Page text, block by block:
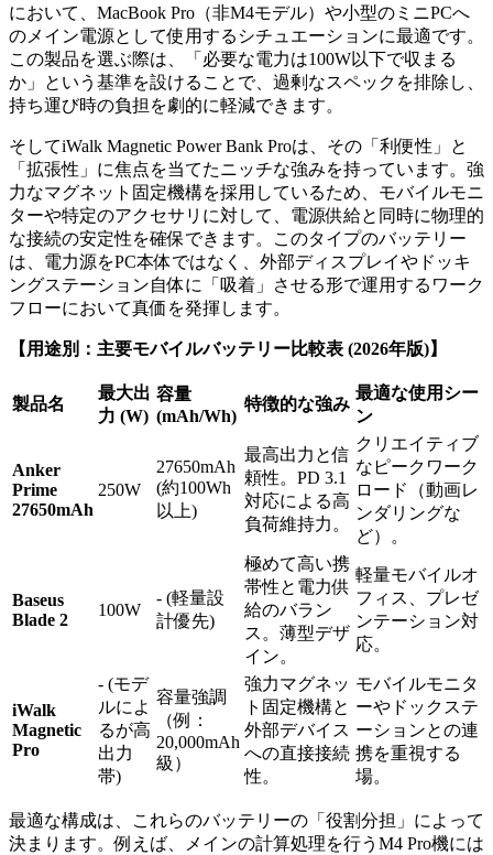
において、MacBook Pro（非M4モデル）や小型のミニPCへ
のメイン電源として使用するシチュエーションに最適です。
この製品を選ぶ際は、「必要な電力は100W以下で収まる
か」という基準を設けることで、過剰なスペックを排除し、
持ち運び時の負担を劇的に軽減できます。
そしてiWalk Magnetic Power Bank Proは、その「利便性」と
「拡張性」に焦点を当てたニッチな強みを持っています。強
力なマグネット固定機構を採用しているため、モバイルモニ
ターや特定のアクセサリに対して、電源供給と同時に物理的
な接続の安定性を確保できます。このタイプのバッテリー
は、電力源をPC本体ではなく、外部ディスプレイやドッキ
ングステーション自体に「吸着」させる形で運用するワーク
フローにおいて真価を発揮します。
【用途別：主要モバイルバッテリー比較表 (2026年版)】
製品名
最大出
力 (W)
容量
(mAh/Wh)
特徴的な強み
最適な使用シー
ン
Anker
Prime
27650mAh
250W
27650mAh
(約100Wh
以上)
最高出力と信
頼性。PD 3.1
対応による高
負荷維持力。
クリエイティブ
なピークワーク
ロード（動画レ
ンダリングな
ど）。
Baseus
Blade 2
100W
- (軽量設
計優先)
極めて高い携
帯性と電力供
給のバラン
ス。薄型デザ
イン。
軽量モバイルオ
フィス、プレゼ
ンテーション対
応。
iWalk
Magnetic
Pro
- (モデ
ルによ
るが高
出力
帯)
容量強調
（例：
20,000mAh
級）
強力マグネッ
ト固定機構と
外部デバイス
への直接接続
性。
モバイルモニタ
ーやドックステ
ーションとの連
携を重視する
場。
最適な構成は、これらのバッテリーの「役割分担」によって
決まります。例えば、メインの計算処理を行うM4 Pro機には